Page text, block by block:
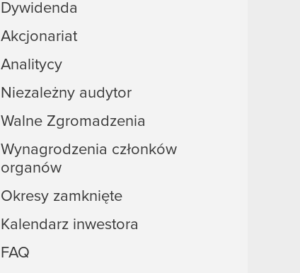
Dywidenda
Akcjonariat
Analitycy
Niezależny audytor
Walne Zgromadzenia
Wynagrodzenia członków
organów
Okresy zamknięte
Kalendarz inwestora
FAQ